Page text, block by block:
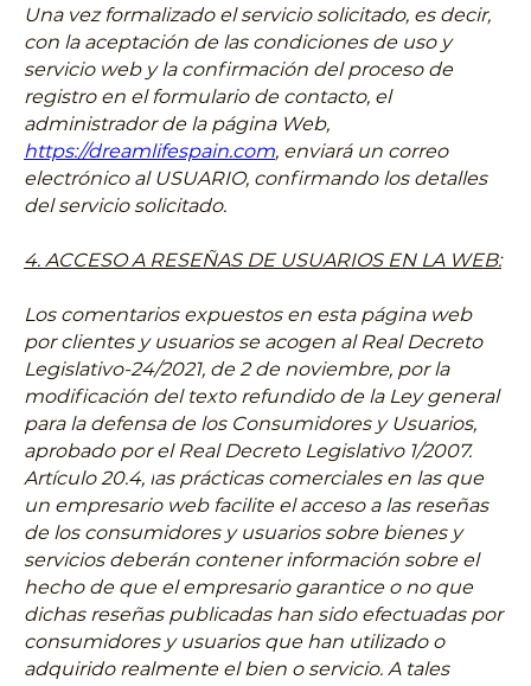
Una vez formalizado el servicio solicitado, es decir,
con la aceptación de las condiciones de uso y
servicio web y la confirmación del proceso de
registro en el formulario de contacto, el
administrador de la página Web,
https://dreamlifespain.com, enviará un correo
electrónico al USUARIO, confirmando los detalles
del servicio solicitado.
4. ACCESO A RESEÑAS DE USUARIOS EN LA WEB:
Los comentarios expuestos en esta página web
por clientes y usuarios se acogen al Real Decreto
Legislativo-24/2021, de 2 de noviembre, por la
modificación del texto refundido de la Ley general
para la defensa de los Consumidores y Usuarios,
aprobado por el Real Decreto Legislativo 1/2007.
Artículo 20.4, las prácticas comerciales en las que
un empresario web facilite el acceso a las reseñas
de los consumidores y usuarios sobre bienes y
servicios deberán contener información sobre el
hecho de que el empresario garantice o no que
dichas reseñas publicadas han sido efectuadas por
consumidores y usuarios que han utilizado o
adquirido realmente el bien o servicio. A tales